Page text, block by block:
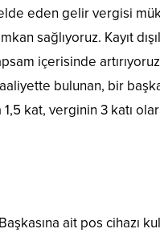
eden gelir vergisi
sağlıyoruz. Kayıt
içerisinde artırıyoruz.
bulunan, bir
1,5 kat, verginin 3 katı
ait pos cihazı